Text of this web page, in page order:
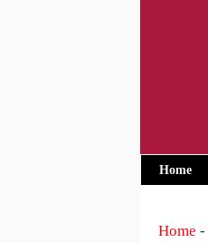
Home
Home -